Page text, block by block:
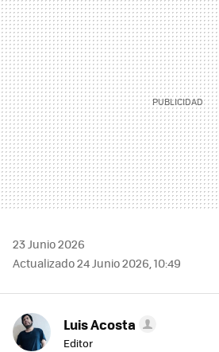
23 Junio 2026
Actualizado 24 Junio 2026, 10:49
Luis Acosta
Editor